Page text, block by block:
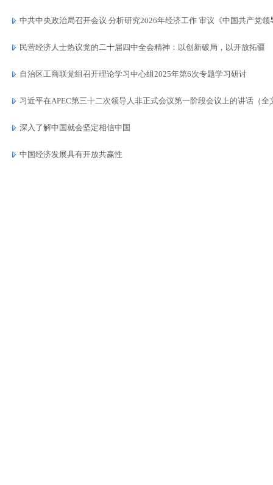
中共中央政治局召开会议 分析研究2026年经济工作 审议《中国共产党
民营经济人士热议党的二十届四中全会精神：以创新破局，以开放拓疆
自治区工商联党组召开理论学习中心组2025年第6次专题学习研讨
习近平在APEC第三十二次领导人非正式会议第一阶段会议上的讲话（全
深入了解中国就会坚定相信中国
中国经济发展具有开放共赢性